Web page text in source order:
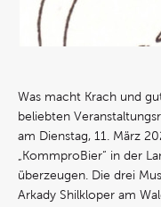
Was macht Krach und
beliebten
am Dienstag, 11. März
„KommproBier“ in der
überzeugen. Die drei
Arkady Shilkloper am